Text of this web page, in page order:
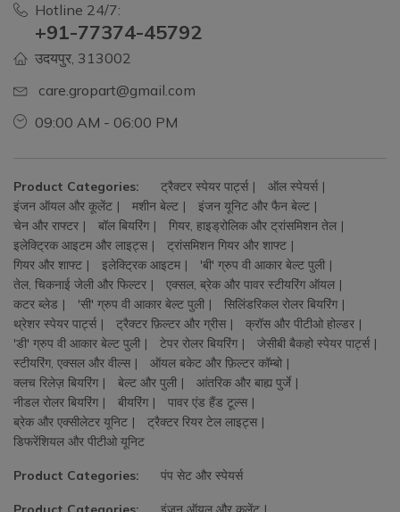
Hotline 24/7:
+91-77374-45792
उदयपुर, 313002
care.gropart@gmail.com
09:00 AM - 06:00 PM
Product Categories: ट्रैक्टर स्पेयर पार्ट्स
ऑल स्पेयर्स
इंजन ऑयल और कूलेंट
मशीन बेल्ट
इंजन यूनिट और फैन बेल्ट
चेन और राफ्टर
बॉल बियरिंग
गियर, हाइड्रोलिक और ट्रांसमिशन तेल
इलेक्ट्रिक आइटम और लाइट्स
ट्रांसमिशन गियर और शाफ्ट
गियर और शाफ्ट
इलेक्ट्रिक आइटम
'बी' ग्रुप वी आकार बेल्ट पुली
तेल, चिकनाई जेली और फिल्टर
एक्सल, ब्रेक और पावर स्टीयरिंग ऑयल
कटर ब्लेड
'सी' ग्रुप वी आकार बेल्ट पुली
सिलिंडरिकल रोलर बियरिंग
थ्रेशर स्पेयर पार्ट्स
ट्रैक्टर फ़िल्टर और ग्रीस
क्रॉस और पीटीओ होल्डर
'डी' ग्रुप वी आकार बेल्ट पुली
टेपर रोलर बियरिंग
जेसीबी बैकहो स्पेयर पार्ट्स
स्टीयरिंग, एक्सल और वील्स
ऑयल बकेट और फ़िल्टर कॉम्बो
क्लच रिलेज़ बियरिंग
बेल्ट और पुली
आंतरिक और बाह्य पुर्जे
नीडल रोलर बियरिंग
बीयरिंग
पावर एंड हैंड टूल्स
ब्रेक और एक्सीलेटर यूनिट
ट्रैक्टर रियर टेल लाइट्स
डिफरेंशियल और पीटीओ यूनिट
Product Categories: पंप सेट और स्पेयर्स